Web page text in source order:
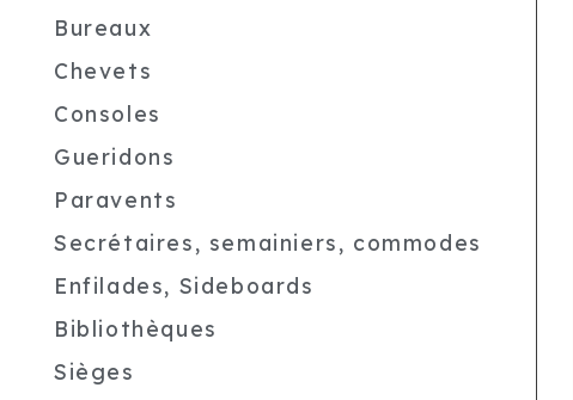
Bureaux
Chevets
Consoles
Gueridons
Paravents
Secrétaires, semainiers, commodes
Enfilades, Sideboards
Bibliothèques
Sièges